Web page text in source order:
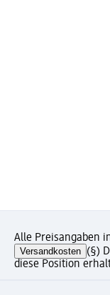
Alle Preisangaben
Versandkosten (§)
diese Position